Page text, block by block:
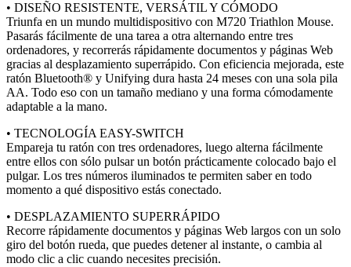
• DISEÑO RESISTENTE, VERSÁTIL Y CÓMODO
Triunfa en un mundo multidispositivo con M720 Triathlon Mouse.
Pasarás fácilmente de una tarea a otra alternando entre tres
ordenadores, y recorrerás rápidamente documentos y páginas Web
gracias al desplazamiento superrápido. Con eficiencia mejorada, este
ratón Bluetooth® y Unifying dura hasta 24 meses con una sola pila
AA. Todo eso con un tamaño mediano y una forma cómodamente
adaptable a la mano.
• TECNOLOGÍA EASY-SWITCH
Empareja tu ratón con tres ordenadores, luego alterna fácilmente
entre ellos con sólo pulsar un botón prácticamente colocado bajo el
pulgar. Los tres números iluminados te permiten saber en todo
momento a qué dispositivo estás conectado.
• DESPLAZAMIENTO SUPERRÁPIDO
Recorre rápidamente documentos y páginas Web largos con un solo
giro del botón rueda, que puedes detener al instante, o cambia al
modo clic a clic cuando necesites precisión.